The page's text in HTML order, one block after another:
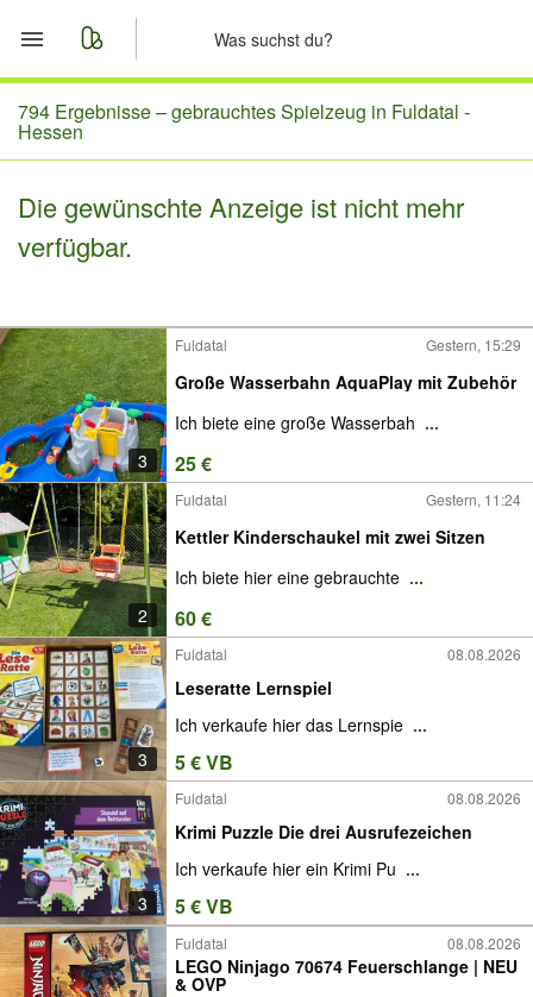
Start
Merkliste
Nachrichten
794 Ergebnisse –gebrauchtes Spielzeug in Fuldatal -
Hessen
Die gewünschte Anzeige ist nicht mehr
verfügbar.
3
Fuldatal Gestern, 15:29
Große Wasserbahn AquaPlay mit Zubehör
Ich biete eine große Wasserbah ...
25 €
2
Fuldatal Gestern, 11:24
Kettler Kinderschaukel mit zwei Sitzen
Ich biete hier eine gebrauchte ...
60 €
3
Fuldatal 08.08.2026
Leseratte Lernspiel
Ich verkaufe hier das Lernspie ...
5 € VB
3
Fuldatal 08.08.2026
Krimi Puzzle Die drei Ausrufezeichen
Ich verkaufe hier ein Krimi Pu ...
5 € VB
Fuldatal 08.08.2026
LEGO Ninjago 70674 Feuerschlange | NEU
& OVP